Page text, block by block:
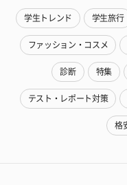
学生トレンド 学生旅行
ファッション・コスメ
診断 特集
テスト・レポート対策
格